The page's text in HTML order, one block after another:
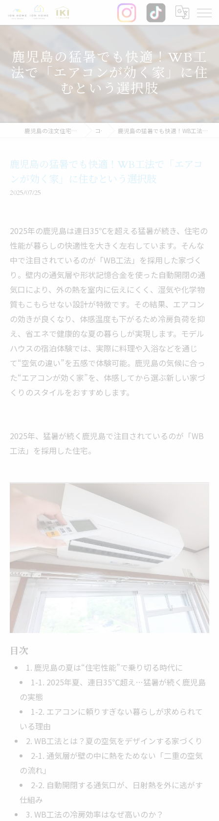
鹿児島の猛暑でも快適！WB工
法で「エアコンが効く家」に住
むという選択肢
鹿児島の注文住宅なら株式会社イオン・ホーム コラム 鹿児島の猛暑でも快適！WB工法で「エアコンが効く家」に住むという選択肢
鹿児島の猛暑でも快適！WB工法で「エアコ
ンが効く家」に住むという選択肢
2025/07/25
2025年の鹿児島は連日35℃を超える猛暑が続き、住宅の
性能が暮らしの快適性を大きく左右しています。そんな
中で注目されているのが「WB工法」を採用した家づく
り。壁内の通気層や形状記憶合金を使った自動開閉の通
気口により、外の熱を室内に伝えにくく、湿気や化学物
質もこもらせない設計が特徴です。その結果、エアコン
の効きが良くなり、体感温度も下がるため冷房負荷を抑
え、省エネで健康的な夏の暮らしが実現します。モデル
ハウスの宿泊体験では、実際に料理や入浴などを通じ
て“空気の違い”を五感で体験可能。鹿児島の気候に合っ
た“エアコンが効く家”を、体感してから選ぶ新しい家づ
くりのスタイルをおすすめします。
2025年、猛暑が続く鹿児島で注目されているのが「WB
工法」を採用した住宅。
目次
1. 鹿児島の夏は“住宅性能”で乗り切る時代に
1-1. 2025年夏、連日35℃超え…猛暑が続く鹿児島
の実態
1-2. エアコンに頼りすぎない暮らしが求められて
いる理由
2. WB工法とは？夏の空気をデザインする家づくり
2-1. 通気層が壁の中に熱をためない「二重の空気
の流れ」
2-2. 自動開閉する通気口が、日射熱を外に逃がす
仕組み
3. WB工法の冷房効率はなぜ高いのか？